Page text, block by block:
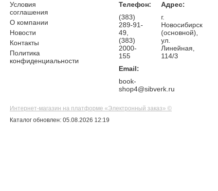
Условия
соглашения
О компании
Новости
Контакты
Политика
конфиденциальности
Телефон:
(383)
289-91-
49,
(383)
2000-
155
Email:
book-
shop4@sibverk.ru
Адрес:
г.
Новосибирск
(основной),
ул.
Линейная,
114/3
Интернет-магазин на платформе «Электронный заказ» ©
Каталог обновлен: 05.08.2026 12:19